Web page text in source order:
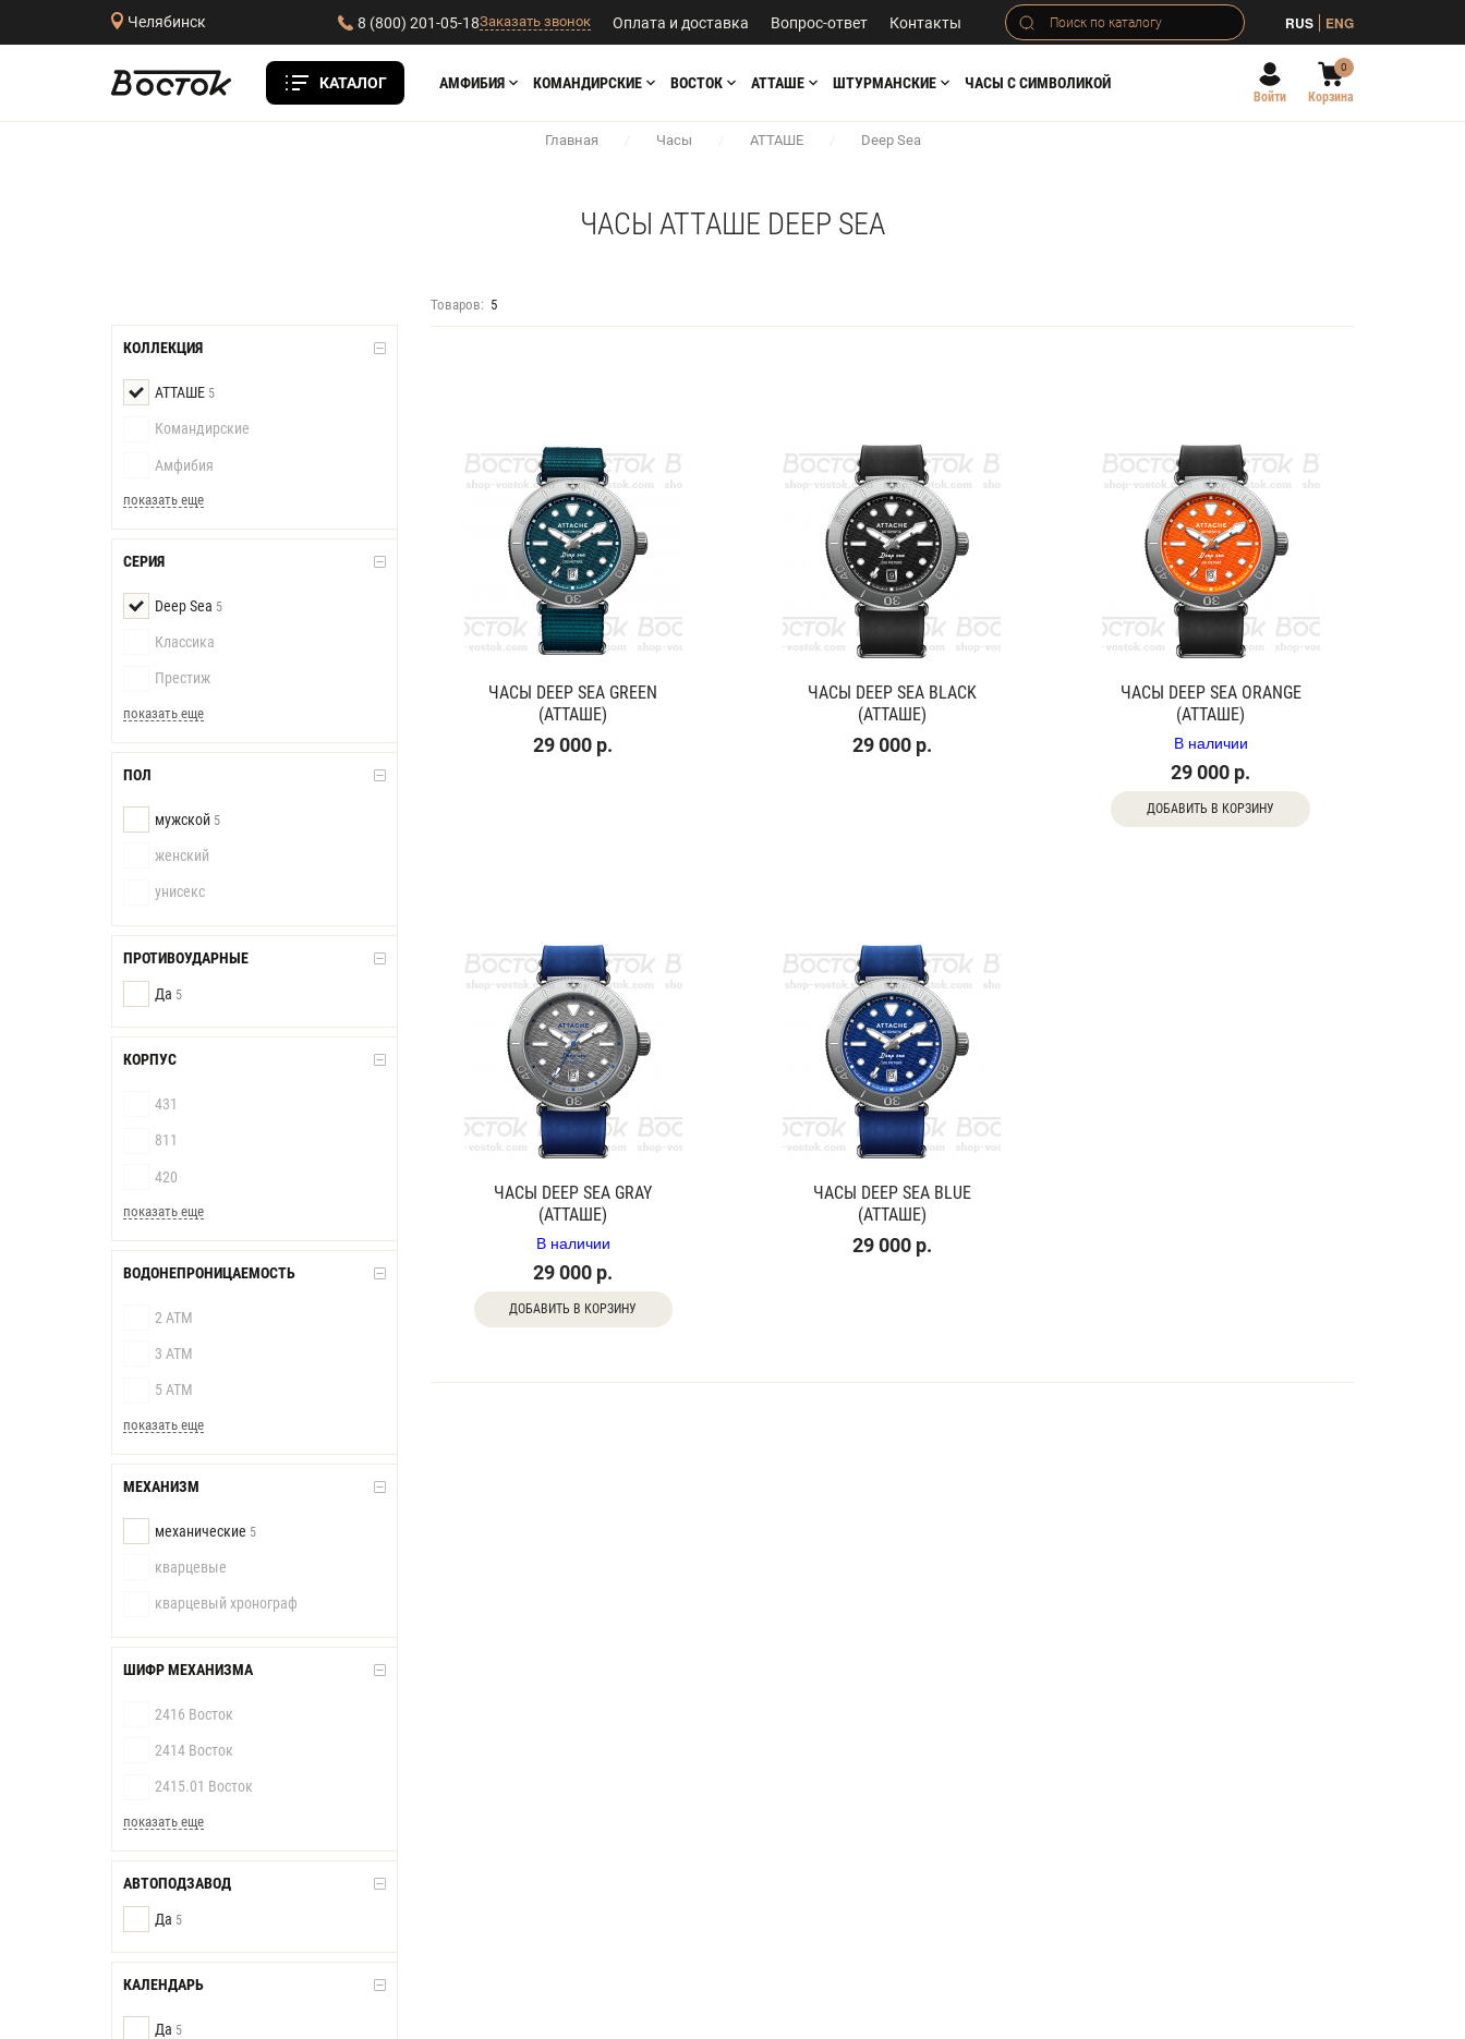
Челябинск 8 (800) 201-05-18Заказать звонок Оплата и доставка Вопрос-ответ Контакты RUS ENG
КАТАЛОГ АМФИБИЯ КОМАНДИРСКИЕ ВОСТОК АТТАШЕ ШТУРМАНСКИЕ ЧАСЫ С СИМВОЛИКОЙ
Войти
0
Корзина
Главная / Часы / АТТАШЕ / Deep Sea
ЧАСЫ АТТАШЕ DEEP SEA
КОЛЛЕКЦИЯ
АТТАШЕ 5
Командирские
Амфибия
показать еще
СЕРИЯ
Deep Sea 5
Классика
Престиж
показать еще
ПОЛ
мужской 5
женский
унисекс
ПРОТИВОУДАРНЫЕ
Да 5
КОРПУС
431
811
420
показать еще
ВОДОНЕПРОНИЦАЕМОСТЬ
2 АТМ
3 АТМ
5 АТМ
показать еще
МЕХАНИЗМ
механические 5
кварцевые
кварцевый хронограф
ШИФР МЕХАНИЗМА
2416 Восток
2414 Восток
2415.01 Восток
показать еще
АВТОПОДЗАВОД
Да 5
КАЛЕНДАРЬ
Да 5
Товаров: 5
ЧАСЫ DEEP SEA GREEN
(АТТАШЕ)
29 000 р.
ЧАСЫ DEEP SEA BLACK
(АТТАШЕ)
29 000 р.
ЧАСЫ DEEP SEA ORANGE
(АТТАШЕ)
В наличии
29 000 р.
ДОБАВИТЬ В КОРЗИНУ
ЧАСЫ DEEP SEA GRAY
(АТТАШЕ)
В наличии
29 000 р.
ДОБАВИТЬ В КОРЗИНУ
ЧАСЫ DEEP SEA BLUE
(АТТАШЕ)
29 000 р.